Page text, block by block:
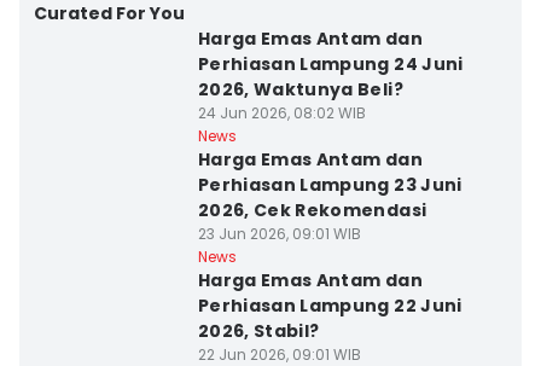
Curated For You
Harga Emas Antam dan
Perhiasan Lampung 24 Juni
2026, Waktunya Beli?
24 Jun 2026, 08:02 WIB
News
Harga Emas Antam dan
Perhiasan Lampung 23 Juni
2026, Cek Rekomendasi
23 Jun 2026, 09:01 WIB
News
Harga Emas Antam dan
Perhiasan Lampung 22 Juni
2026, Stabil?
22 Jun 2026, 09:01 WIB